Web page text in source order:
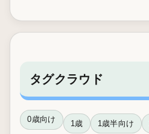
タグクラウド
0歳向け 1歳 1歳半向け